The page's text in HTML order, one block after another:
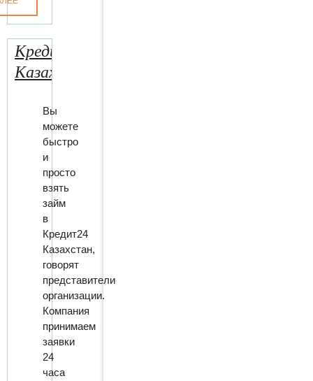
Кредит24
Казахстан
Вы
можете
быстро
и
просто
взять
займ
в
Кредит24
Казахстан,
говорят
представители
организации.
Компания
принимаем
заявки
24
часа